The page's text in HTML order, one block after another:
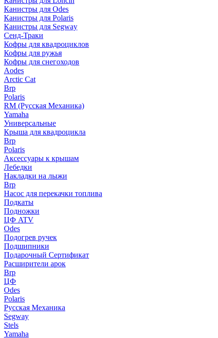
Канистры для Odes
Канистры для Polaris
Канистры для Segway
Сенд-Траки
Кофры для квадроциклов
Кофры для ружья
Кофры для снегоходов
Aodes
Arctic Cat
Brp
Polaris
RM (Русская Механика)
Yamaha
Универсальные
Крыша для квадроцикла
Brp
Polaris
Аксессуары к крышам
Лебедки
Накладки на лыжи
Brp
Насос для перекачки топлива
Подкаты
Подножки
ЦФ ATV
Odes
Подогрев ручек
Подшипники
Подарочный Сертификат
Расширители арок
Brp
ЦФ
Odes
Polaris
Русская Механика
Segway
Stels
Yamaha